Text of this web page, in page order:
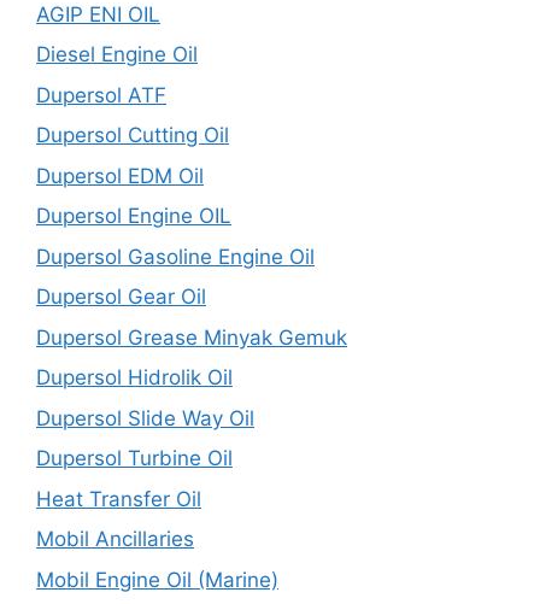
AGIP ENI OIL
Diesel Engine Oil
Dupersol ATF
Dupersol Cutting Oil
Dupersol EDM Oil
Dupersol Engine OIL
Dupersol Gasoline Engine Oil
Dupersol Gear Oil
Dupersol Grease Minyak Gemuk
Dupersol Hidrolik Oil
Dupersol Slide Way Oil
Dupersol Turbine Oil
Heat Transfer Oil
Mobil Ancillaries
Mobil Engine Oil (Marine)